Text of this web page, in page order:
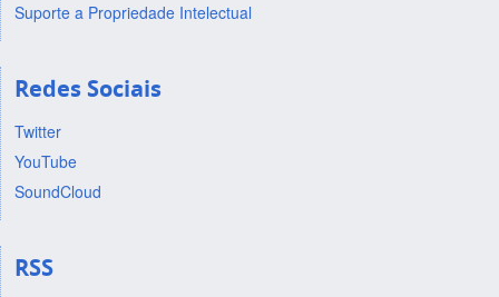
Suporte a Propriedade Intelectual
Redes Sociais
Twitter
YouTube
SoundCloud
RSS